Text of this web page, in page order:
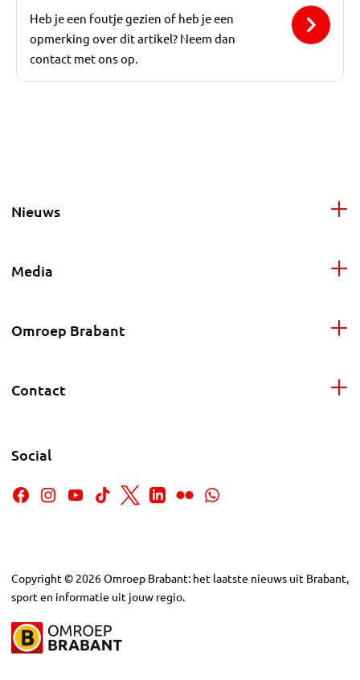
Heb je een foutje gezien of heb je een
opmerking over dit artikel? Neem dan
contact met ons op.
Nieuws
Media
Omroep Brabant
Contact
Social
Copyright © 2026Omroep Brabant: het laatste nieuws uit Brabant,
sport en informatie uit jouw regio.